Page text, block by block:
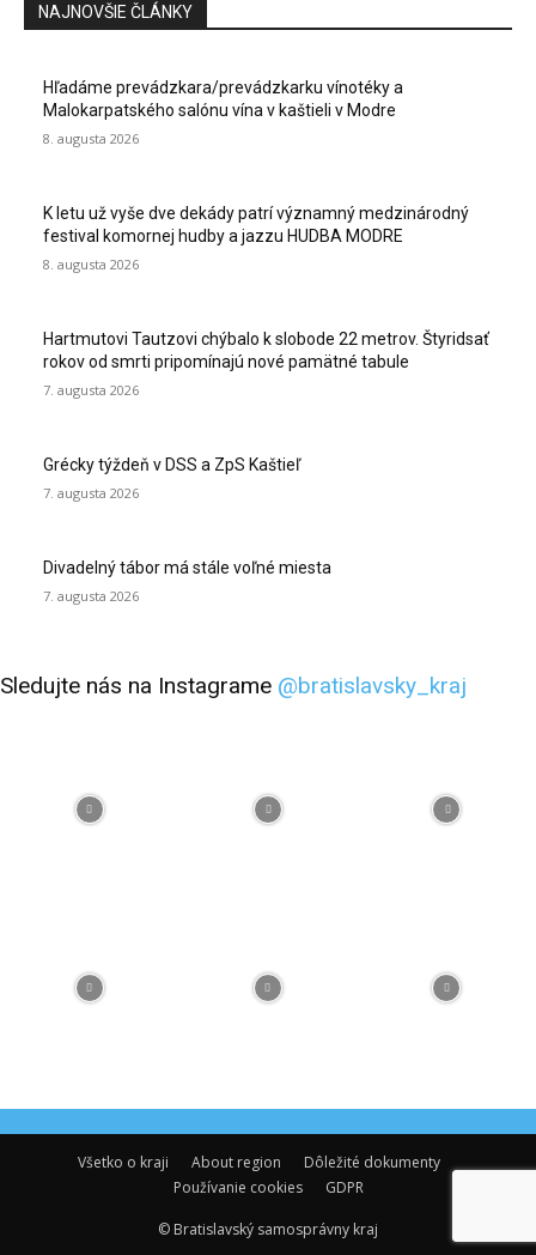
NAJNOVŠIE ČLÁNKY
Hľadáme prevádzkara/prevádzkarku vínotéky a
Malokarpatského salónu vína v kaštieli v Modre
8. augusta 2026
K letu už vyše dve dekády patrí významný medzinárodný
festival komornej hudby a jazzu HUDBA MODRE
8. augusta 2026
Hartmutovi Tautzovi chýbalo k slobode 22 metrov. Štyridsať
rokov od smrti pripomínajú nové pamätné tabule
7. augusta 2026
Grécky týždeň v DSS a ZpS Kaštieľ
7. augusta 2026
Divadelný tábor má stále voľné miesta
7. augusta 2026
Sledujte nás na Instagrame @bratislavsky_kraj
Všetko o kraji
About region
Dôležité dokumenty
Používanie cookies
GDPR
© Bratislavský samosprávny kraj